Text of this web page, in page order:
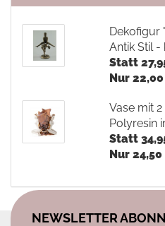
Dekofigur
Antik Stil
Statt
Nur 22,00
Vase mit
Polyresin
Statt
Nur 24,50
NEWSLETTER